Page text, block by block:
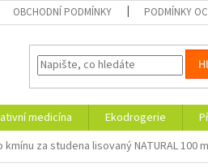
OBCHODNÍ PODMÍNKY PODMÍNKY
medicína Ekodrogerie
za studena lisovaný NATURAL 100